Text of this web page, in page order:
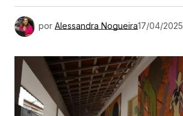
por Alessandra Nogueira17/04/2025